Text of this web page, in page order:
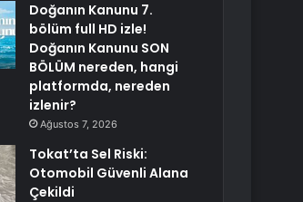
Doğanın Kanunu 7.
bölüm full HD izle!
Doğanın Kanunu SON
BÖLÜM nereden, hangi
platformda, nereden
izlenir?
Ağustos 7, 2026
Tokat’ta Sel Riski:
Otomobil Güvenli Alana
Çekildi